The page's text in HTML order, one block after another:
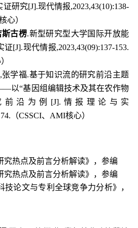
证研究[J].现代情报,2023,43(10):138-
心）
斯古楞.新型研究型大学国际开放能
证[J].现代情报,2023,43(09):137-153.
,张学福.基于知识流的研究前沿主题
以“基因组编辑技术及其在农作物
沿为例 [J]. 情报理论与实
（CSSCI、 AMI核心）
究热点及前言分析解读》，参编
究热点及前言分析解读》，参编
技论文与专利全球竞争力分析》，